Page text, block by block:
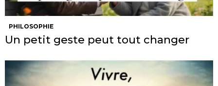
PHILOSOPHIE
Un petit geste peut tout changer